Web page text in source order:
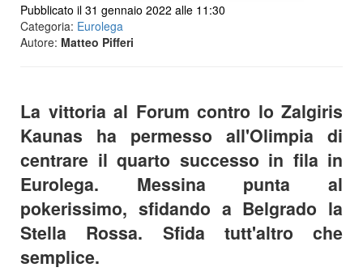
Pubblicato il 31 gennaio 2022 alle 11:30
Categoria: Eurolega
Autore: Matteo Pifferi
La vittoria al Forum contro lo Zalgiris
Kaunas ha permesso all'Olimpia di
centrare il quarto successo in fila in
Eurolega. Messina punta al
pokerissimo, sfidando a Belgrado la
Stella Rossa. Sfida tutt'altro che
semplice.